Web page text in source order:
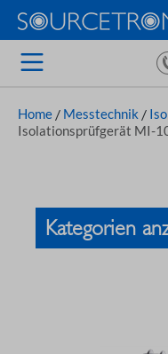
Home / Messtechnik /
Isolationsprüfgerät MI-
Kategorien